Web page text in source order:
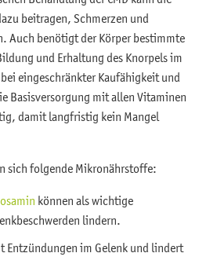
beitragen, Schmerzen und
Auch benötigt der Körper bestimmte
und Erhaltung des Knorpels im
eingeschränkter Kaufähigkeit und
Basisversorgung mit allen Vitaminen
damit langfristig kein Mangel
sich folgende Mikronährstoffe:
können als wichtige
lindern.
Entzündungen im Gelenk und lindert